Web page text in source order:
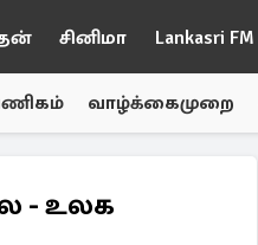
சினிமா Lankasri FM
வாழ்க்கைமுறை
- உலக